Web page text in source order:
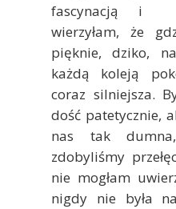
fascynacją i
wierzyłam, że
pięknie, dziko,
każdą koleją
coraz silniejsza.
dość patetycznie,
nas tak
zdobyliśmy
nie mogłam
nigdy nie była